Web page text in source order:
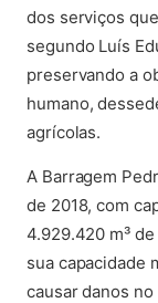
dos serviços
segundo Luís
preservando a
humano,
agrícolas.
A Barragem
de 2018, com
4.929.420 m³
sua capacidade
causar danos